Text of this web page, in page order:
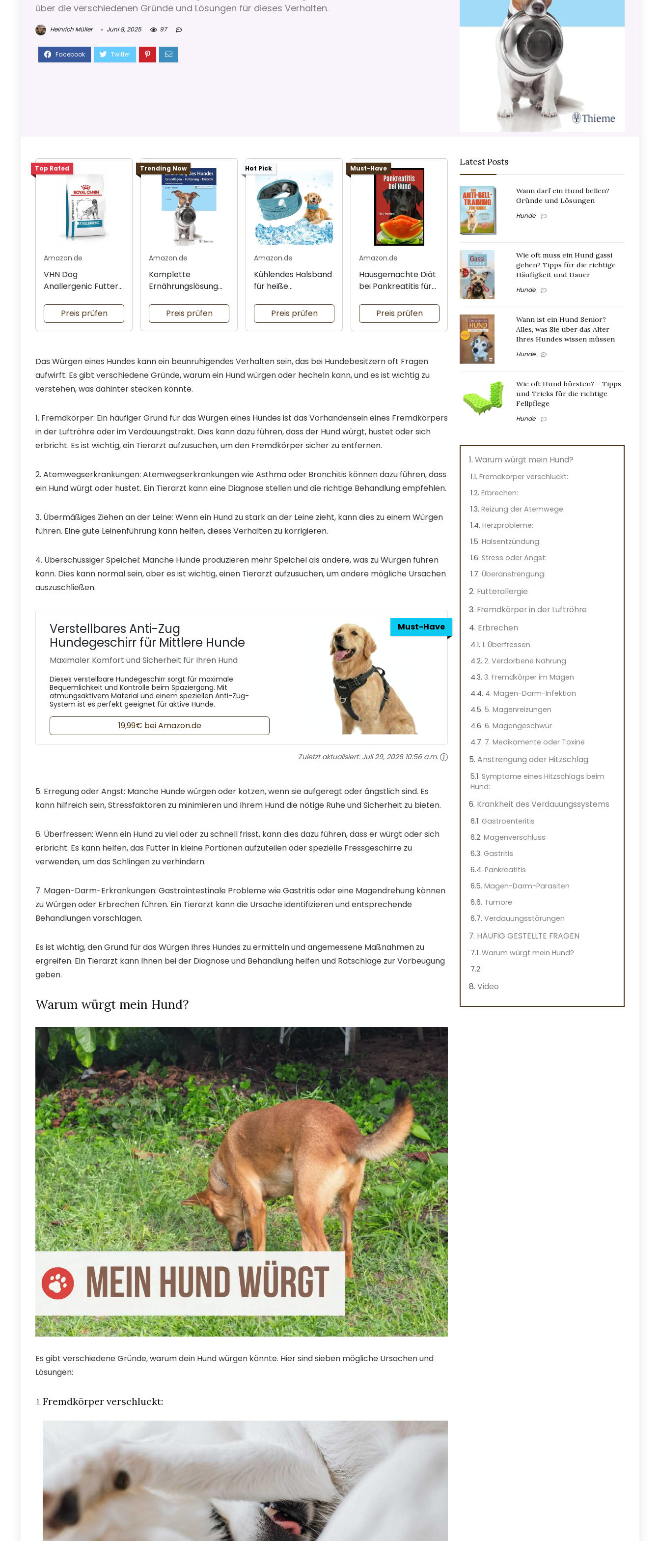
über die verschiedenen Gründe und Lösungen für dieses Verhalten.
Heinrich Müller Juni 8, 2025 97
Top Rated
Amazon.de
VHN Dog
Anallergenic Futter
Preis prüfen
Trending Now
Amazon.de
Komplette
Ernährungslösung
Preis prüfen
Hot Pick
Amazon.de
Kühlendes Halsband
für heiße
Preis prüfen
Must-Have
Amazon.de
Hausgemachte Diät
bei Pankreatitis für
Preis prüfen
Das Würgen eines Hundes kann ein beunruhigendes Verhalten sein, das bei Hundebesitzern oft Fragen
aufwirft. Es gibt verschiedene Gründe, warum ein Hund würgen oder hecheln kann, und es ist wichtig zu
verstehen, was dahinter stecken könnte.
1. Fremdkörper: Ein häufiger Grund für das Würgen eines Hundes ist das Vorhandensein eines Fremdkörpers
in der Luftröhre oder im Verdauungstrakt. Dies kann dazu führen, dass der Hund würgt, hustet oder sich
erbricht. Es ist wichtig, ein Tierarzt aufzusuchen, um den Fremdkörper sicher zu entfernen.
2. Atemwegserkrankungen: Atemwegserkrankungen wie Asthma oder Bronchitis können dazu führen, dass
ein Hund würgt oder hustet. Ein Tierarzt kann eine Diagnose stellen und die richtige Behandlung empfehlen.
3. Übermäßiges Ziehen an der Leine: Wenn ein Hund zu stark an der Leine zieht, kann dies zu einem Würgen
führen. Eine gute Leinenführung kann helfen, dieses Verhalten zu korrigieren.
4. Überschüssiger Speichel: Manche Hunde produzieren mehr Speichel als andere, was zu Würgen führen
kann. Dies kann normal sein, aber es ist wichtig, einen Tierarzt aufzusuchen, um andere mögliche Ursachen
auszuschließen.
Must-Have
Verstellbares Anti-Zug
Hundegeschirr für Mittlere Hunde
Maximaler Komfort und Sicherheit für Ihren Hund
Dieses verstellbare Hundegeschirr sorgt für maximale
Bequemlichkeit und Kontrolle beim Spaziergang. Mit
atmungsaktivem Material und einem speziellen Anti-Zug-
System ist es perfekt geeignet für aktive Hunde.
19,99€ bei Amazon.de
Zuletzt aktualisiert: Juli 29, 2026 10:56 a.m.
5. Erregung oder Angst: Manche Hunde würgen oder kotzen, wenn sie aufgeregt oder ängstlich sind. Es
kann hilfreich sein, Stressfaktoren zu minimieren und Ihrem Hund die nötige Ruhe und Sicherheit zu bieten.
6. Überfressen: Wenn ein Hund zu viel oder zu schnell frisst, kann dies dazu führen, dass er würgt oder sich
erbricht. Es kann helfen, das Futter in kleine Portionen aufzuteilen oder spezielle Fressgeschirre zu
verwenden, um das Schlingen zu verhindern.
7. Magen-Darm-Erkrankungen: Gastrointestinale Probleme wie Gastritis oder eine Magendrehung können
zu Würgen oder Erbrechen führen. Ein Tierarzt kann die Ursache identifizieren und entsprechende
Behandlungen vorschlagen.
Es ist wichtig, den Grund für das Würgen Ihres Hundes zu ermitteln und angemessene Maßnahmen zu
ergreifen. Ein Tierarzt kann Ihnen bei der Diagnose und Behandlung helfen und Ratschläge zur Vorbeugung
geben.
Warum würgt mein Hund?
Es gibt verschiedene Gründe, warum dein Hund würgen könnte. Hier sind sieben mögliche Ursachen und
Lösungen:
Fremdkörper verschluckt:
Latest Posts
Wann darf ein Hund bellen?
Gründe und Lösungen
Hunde
Wie oft muss ein Hund gassi
gehen? Tipps für die richtige
Häufigkeit und Dauer
Hunde
Wann ist ein Hund Senior?
Alles, was Sie über das Alter
Ihres Hundes wissen müssen
Hunde
Wie oft Hund bürsten? – Tipps
und Tricks für die richtige
Fellpflege
Hunde
Warum würgt mein Hund?
Fremdkörper verschluckt:
Erbrechen:
Reizung der Atemwege:
Herzprobleme:
Halsentzündung:
Stress oder Angst:
Überanstrengung:
Futterallergie
Fremdkörper in der Luftröhre
Erbrechen
1. Überfressen
2. Verdorbene Nahrung
3. Fremdkörper im Magen
4. Magen-Darm-Infektion
5. Magenreizungen
6. Magengeschwür
7. Medikamente oder Toxine
Anstrengung oder Hitzschlag
Symptome eines Hitzschlags beim
Hund:
Krankheit des Verdauungssystems
Gastroenteritis
Magenverschluss
Gastritis
Pankreatitis
Magen-Darm-Parasiten
Tumore
Verdauungsstörungen
HÄUFIG GESTELLTE FRAGEN
Warum würgt mein Hund?
Video